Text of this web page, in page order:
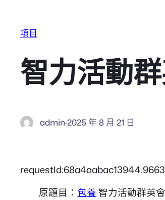
項目
智力活動
admin·2025 年 8 月 21 日
原題目：包養 智力活動群英